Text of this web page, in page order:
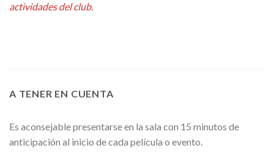
actividades del club.
A TENER EN CUENTA
Es aconsejable presentarse en la sala con 15 minutos de
anticipación al inicio de cada película o evento.